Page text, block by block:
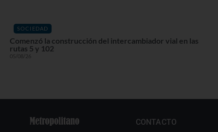
SOCIEDAD
Comenzó la construcción del intercambiador vial en las
rutas 5 y 102
05/08/26
CONTACTO